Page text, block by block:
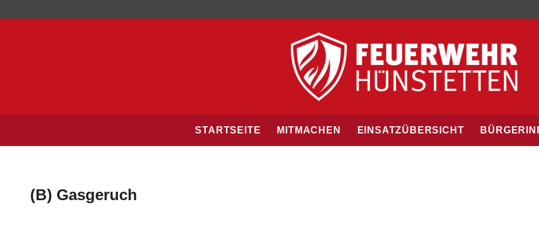
STARTSEITE MITMACHEN EINSATZÜBERSICHT
(B) Gasgeruch